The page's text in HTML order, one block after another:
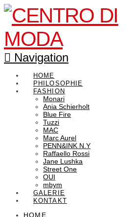
Navigation
HOME
PHILOSOPHIE
FASHION
Monari
Ania Schierholt
Blue Fire
Tuzzi
MAC
Marc Aurel
PENN&INK N.Y
Raffaello Rossi
Jane Lushka
Street One
OUI
mbym
GALERIE
KONTAKT
HOME